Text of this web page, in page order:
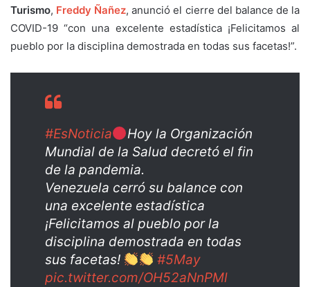
Turismo, Freddy Ñañez, anunció el cierre del balance de la
COVID-19 “con una excelente estadística ¡Felicitamos al
pueblo por la disciplina demostrada en todas sus facetas!”.
#EsNoticia
Hoy la Organización
Mundial de la Salud decretó el fin
de la pandemia.
Venezuela cerró su balance con
una excelente estadística
¡Felicitamos al pueblo por la
disciplina demostrada en todas
sus facetas!
#5May
pic.twitter.com/OH52aNnPMl